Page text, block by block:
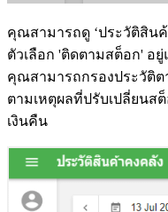
คุณสามารถดู ‘ประวัติสิน
ตัวเลือก 'ติดตามสต็อก' อ
คุณสามารถกรองประวัติต
ตามเหตุผลที่ปรับเปลี่ยนส
เงินคืน